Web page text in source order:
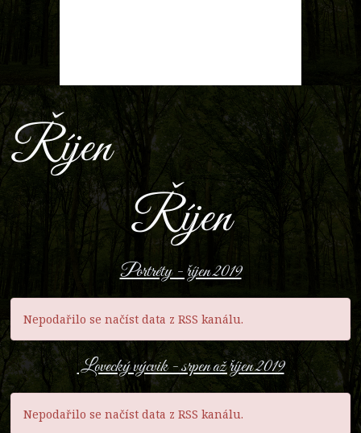
Říjen
Říjen
Portréty - říjen 2019
Nepodařilo se načíst data z RSS kanálu.
Lovecký výcvik - srpen až říjen 2019
Nepodařilo se načíst data z RSS kanálu.